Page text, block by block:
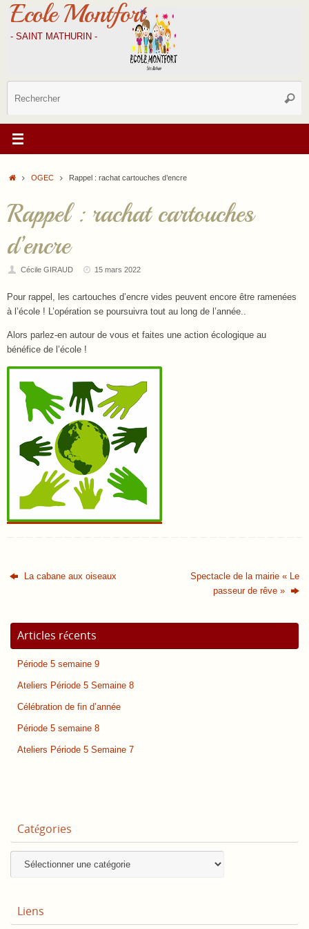
Passer
contenu
Ecole Montfort
- SAINT MATHURIN -
AccueilOGEC Rappel : rachat cartouches d’encre
Rappel : rachat cartouches
d’encre
Cécile GIRAUD 15 mars 2022
Pour rappel, les cartouches d’encre vides peuvent encore être ramenées
à l’école ! L’opération se poursuivra tout au long de l’année..
Alors parlez-en autour de vous et faites une action écologique au
bénéfice de l’école !
La cabane aux oiseaux
Spectacle de la mairie « Le
passeur de rêve »
Articles récents
Période 5 semaine 9
Ateliers Période 5 Semaine 8
Célébration de fin d’année
Période 5 semaine 8
Ateliers Période 5 Semaine 7
Catégories
Liens